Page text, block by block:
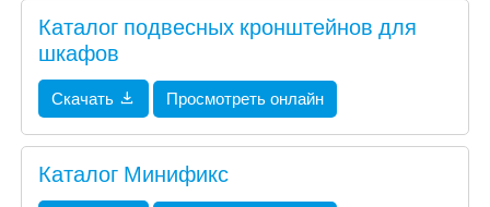
Каталог подвесных кронштейнов для
шкафов
Скачать Просмотреть онлайн
Каталог Минификс